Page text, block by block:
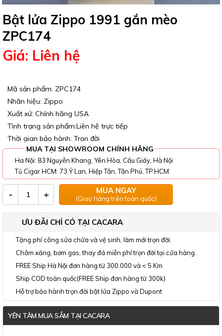
Bật lửa Zippo 1991 gắn mèo
ZPC174
Giá: Liên hệ
Mã sản phẩm: ZPC174
Nhãn hiệu: Zippo
Xuất xứ: Chính hãng USA
Tình trạng sản phẩm:Liên hệ trực tiếp
Thời gian bảo hành: Trọn đời
MUA TẠI SHOWROOM CHÍNH HÃNG
Ha Nội: 83 Nguyễn Khang, Yên Hòa, Cầu Giấy, Hà Nội
Tủ Cigar HCM: 73 Ỷ Lan, Hiệp Tân, Tân Phú, TP.HCM
- + MUA NGAY
(Giao hàng trên toàn quốc)
ƯU ĐÃI CHỈ CÓ TẠI CACARA
Tặng phí công sửa chữa và vệ sinh, làm mới trọn đời.
Châm xăng, bơm gas, thay đá miễn phí trọn đời tại cửa hàng.
FREE Ship Hà Nội đơn hàng từ 300.000 và < 5 Km
Ship COD toàn quốc(FREE Ship đơn hàng từ 300k)
Hỗ trợ bảo hành trọn đời bật lửa Zippo và Dupont
YÊN TÂM MUA SẮM TẠI CACARA